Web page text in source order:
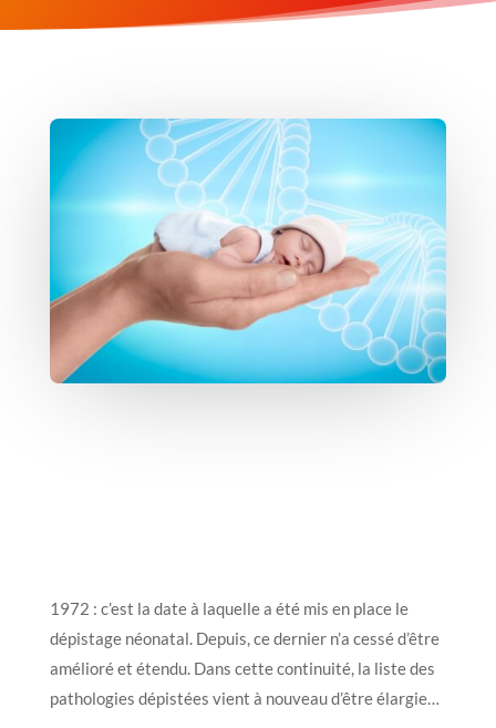
1972 : c’est la date à laquelle a été mis en place le
dépistage néonatal. Depuis, ce dernier n’a cessé d’être
amélioré et étendu. Dans cette continuité, la liste des
pathologies dépistées vient à nouveau d’être élargie…